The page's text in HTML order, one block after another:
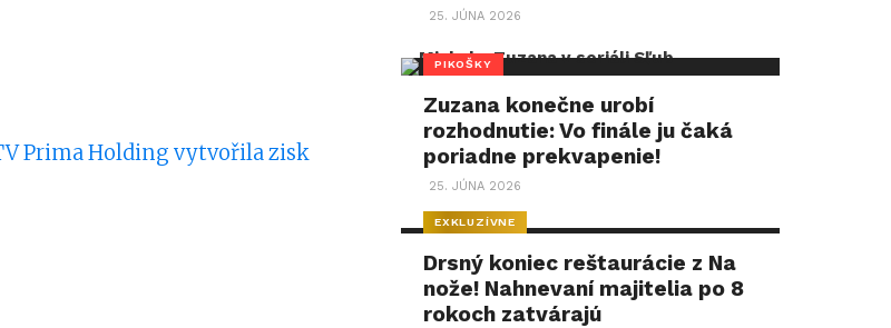
Prima Holding vytvořila zisk
25. JÚNA 2026
PIKOŠKY
Zuzana konečne urobí
rozhodnutie: Vo finále ju čaká
poriadne prekvapenie!
25. JÚNA 2026
EXKLUZÍVNE
Drsný koniec reštaurácie z Na
nože! Nahnevaní majitelia po 8
rokoch zatvárajú